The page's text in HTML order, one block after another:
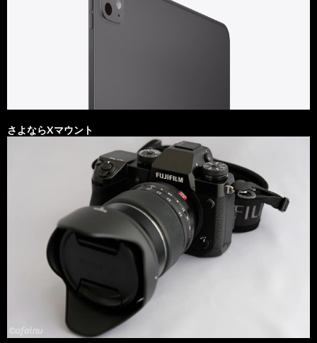
さよならXマウント